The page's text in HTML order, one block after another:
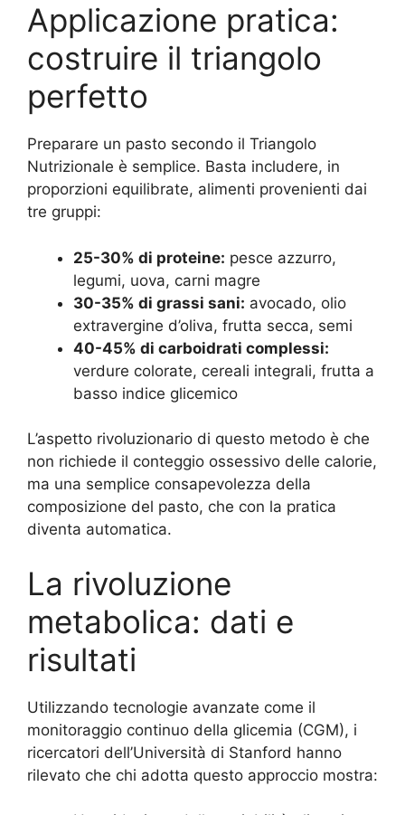
Applicazione pratica:
costruire il triangolo
perfetto
Preparare un pasto secondo il Triangolo
Nutrizionale è semplice. Basta includere, in
proporzioni equilibrate, alimenti provenienti dai
tre gruppi:
25-30% di proteine: pesce azzurro,
legumi, uova, carni magre
30-35% di grassi sani: avocado, olio
extravergine d’oliva, frutta secca, semi
40-45% di carboidrati complessi:
verdure colorate, cereali integrali, frutta a
basso indice glicemico
L’aspetto rivoluzionario di questo metodo è che
non richiede il conteggio ossessivo delle calorie,
ma una semplice consapevolezza della
composizione del pasto, che con la pratica
diventa automatica.
La rivoluzione
metabolica: dati e
risultati
Utilizzando tecnologie avanzate come il
monitoraggio continuo della glicemia (CGM), i
ricercatori dell’Università di Stanford hanno
rilevato che chi adotta questo approccio mostra: